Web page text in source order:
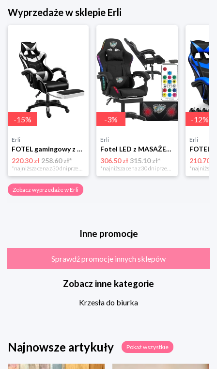
Wyprzedaże w sklepie Erli
-15%
Erli
FOTEL gamingowy z MASAŻEM pleców KOMPUTEROWY OBROTOWY dla gracza +PODNÓŻEK!
220.30 zł258.60 zł*
*najniższa cena z 30 dni przed obniżką
-3%
Erli
Fotel LED z MASAŻEM obrotowy TKANINA gamingowy KOMPUTEROWY gracza PODNÓŻEK!
306.50 zł 315.10 zł*
*najniższa cena z 30 dni przed obniżką
-12%
Erli
210.70 zł
Zobacz wyprzedaże w Erli
Inne promocje
Sprawdź promocje innych sklepów
Zobacz inne kategorie
Krzesła do biurka
Najnowsze artykuły Pokaż wszystkie